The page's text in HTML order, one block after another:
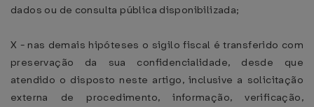
dados ou de consulta pública disponibilizada;
X - nas demais hipóteses o sigilo fiscal é transferido com
preservação da sua confidencialidade, desde que
atendido o disposto neste artigo, inclusive a solicitação
externa de procedimento, informação, verificação,